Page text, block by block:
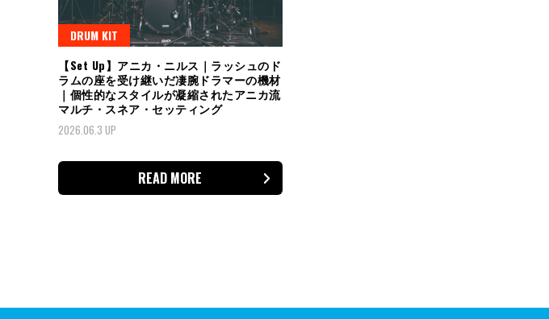
DRUM KIT
【Set Up】アニカ・ニルス｜ラッシュのド
ラムの座を受け継いだ凄腕ドラマーの機材
｜個性的なスタイルが凝縮されたアニカ流
マルチ・スネア・セッティング
2026.06.3 UP
READ MORE